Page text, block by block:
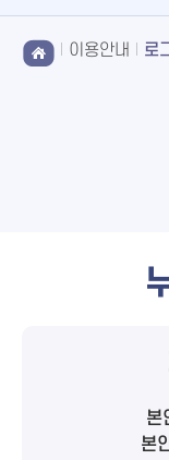
이용안내 로
본
본